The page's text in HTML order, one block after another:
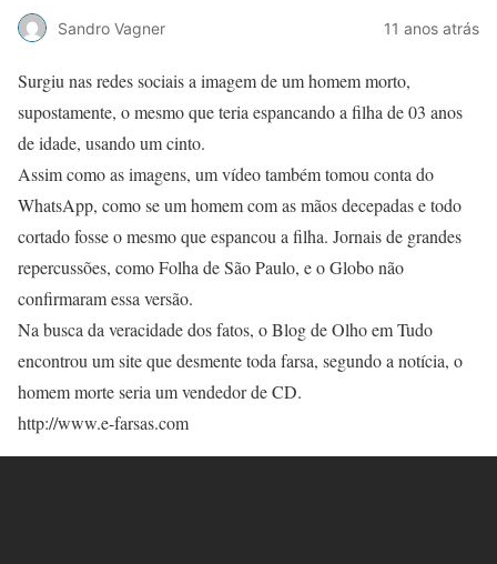
Sandro Vagner 11 anos atrás
Surgiu nas redes sociais a imagem de um homem morto,
supostamente, o mesmo que teria espancando a filha de 03 anos
de idade, usando um cinto.
Assim como as imagens, um vídeo também tomou conta do
WhatsApp, como se um homem com as mãos decepadas e todo
cortado fosse o mesmo que espancou a filha. Jornais de grandes
repercussões, como Folha de São Paulo, e o Globo não
confirmaram essa versão.
Na busca da veracidade dos fatos, o Blog de Olho em Tudo
encontrou um site que desmente toda farsa, segundo a notícia, o
homem morte seria um vendedor de CD.
http://www.e-farsas.com